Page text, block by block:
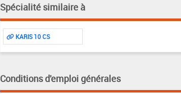
Spécialité similaire à
KARIS 10 CS
Conditions d'emploi générales